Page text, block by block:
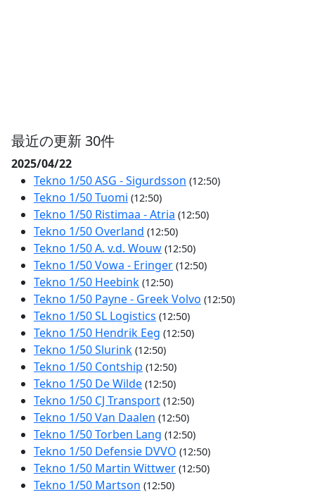
最近の更新 30件
2025/04/22
Tekno 1/50 ASG - Sigurdsson (12:50)
Tekno 1/50 Tuomi (12:50)
Tekno 1/50 Ristimaa - Atria (12:50)
Tekno 1/50 Overland (12:50)
Tekno 1/50 A. v.d. Wouw (12:50)
Tekno 1/50 Vowa - Eringer (12:50)
Tekno 1/50 Heebink (12:50)
Tekno 1/50 Payne - Greek Volvo (12:50)
Tekno 1/50 SL Logistics (12:50)
Tekno 1/50 Hendrik Eeg (12:50)
Tekno 1/50 Slurink (12:50)
Tekno 1/50 Contship (12:50)
Tekno 1/50 De Wilde (12:50)
Tekno 1/50 CJ Transport (12:50)
Tekno 1/50 Van Daalen (12:50)
Tekno 1/50 Torben Lang (12:50)
Tekno 1/50 Defensie DVVO (12:50)
Tekno 1/50 Martin Wittwer (12:50)
Tekno 1/50 Martson (12:50)